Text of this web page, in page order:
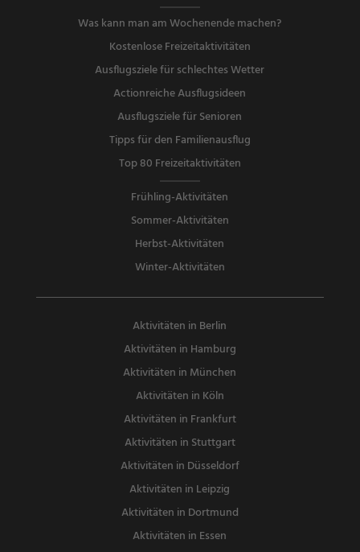
Was kann man am Wochenende machen?
Kostenlose Freizeitaktivitäten
Ausflugsziele für schlechtes Wetter
Actionreiche Ausflugsideen
Ausflugsziele für Senioren
Tipps für den Familienausflug
Top 80 Freizeitaktivitäten
Frühling-Aktivitäten
Sommer-Aktivitäten
Herbst-Aktivitäten
Winter-Aktivitäten
Aktivitäten in Berlin
Aktivitäten in Hamburg
Aktivitäten in München
Aktivitäten in Köln
Aktivitäten in Frankfurt
Aktivitäten in Stuttgart
Aktivitäten in Düsseldorf
Aktivitäten in Leipzig
Aktivitäten in Dortmund
Aktivitäten in Essen